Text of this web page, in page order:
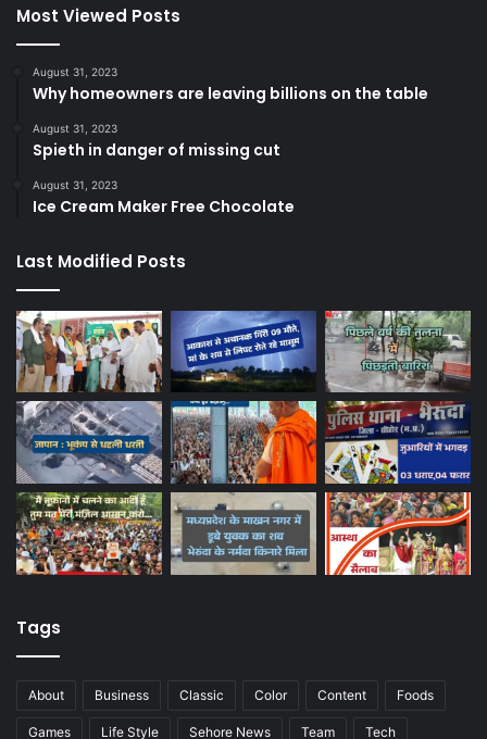
Most Viewed Posts
August 31, 2023
Why homeowners are leaving billions on the table
August 31, 2023
Spieth in danger of missing cut
August 31, 2023
Ice Cream Maker Free Chocolate
Last Modified Posts
Tags
About Business Classic Color Content Foods
Games Life Style Sehore News Team Tech